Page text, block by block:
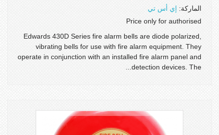
الماركة: إي أس تي
Price only for authorised
Edwards 430D Series fire alarm bells are diode polarized,
vibrating bells for use with fire alarm equipment. They
operate in conjunction with an installed fire alarm panel and
detection devices. The...